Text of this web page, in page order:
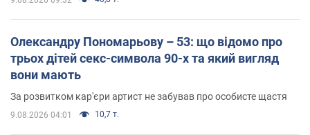
Олександру Пономарьову – 53: що відомо про
трьох дітей секс-символа 90-х та який вигляд
вони мають
За розвитком кар'єри артист не забував про особисте щастя
9.08.2026 04:01 10,7 т.